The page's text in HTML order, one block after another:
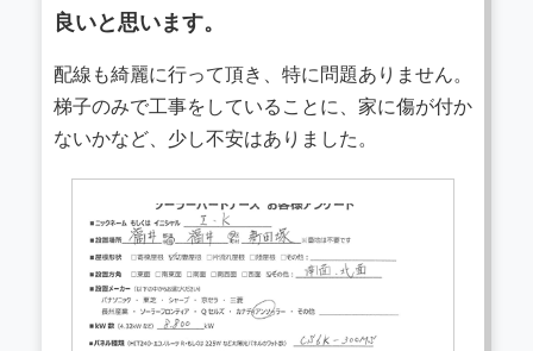
良いと思います。
配線も綺麗に行って頂き、特に問題ありません。
梯子のみで工事をしていることに、家に傷が付か
ないかなど、少し不安はありました。